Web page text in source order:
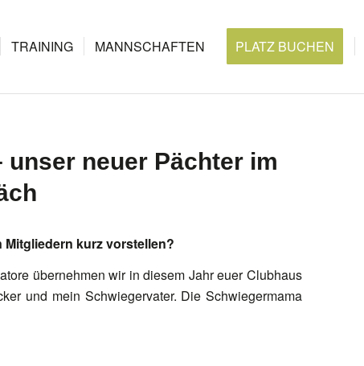
TRAINING MANNSCHAFTEN PLATZ BUCHEN
unser neuer Pächter im
kurz vorstellen?
übernehmen wir in diesem Jahr euer Clubhaus
und mein Schwiegervater. Die Schwiegermama